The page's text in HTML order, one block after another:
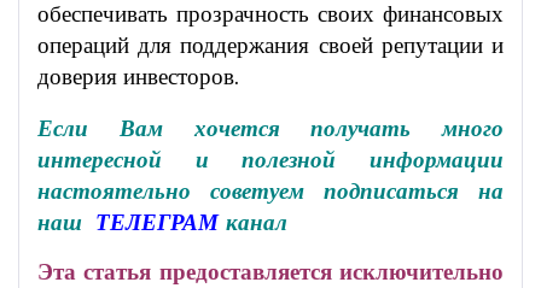
обеспечивать прозрачность своих финансовых
операций для поддержания своей репутации и
доверия инвесторов.
Если Вам хочется получать много
интересной и полезной информации
настоятельно советуем подписаться на
наш ТЕЛЕГРАМ канал
Эта статья предоставляется исключительно